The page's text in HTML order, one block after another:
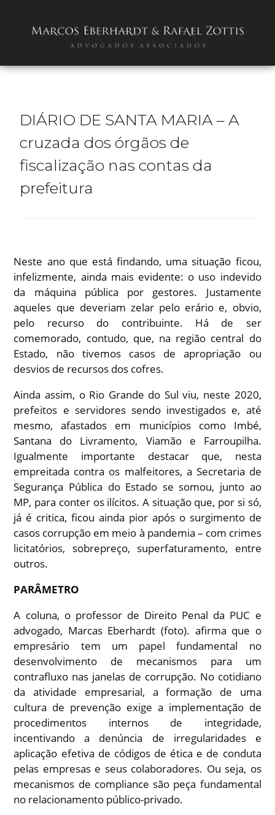
DIÁRIO DE SANTA MARIA – A
cruzada dos órgãos de
fiscalização nas contas da
prefeitura
Neste ano que está findando, uma situação ficou,
infelizmente, ainda mais evidente: o uso indevido
da máquina pública por gestores. Justamente
aqueles que deveriam zelar pelo erário e, obvio,
pelo recurso do contribuinte. Há de ser
comemorado, contudo, que, na região central do
Estado, não tivemos casos de apropriação ou
desvios de recursos dos cofres.
Ainda assim, o Rio Grande do Sul viu, neste 2020,
prefeitos e servidores sendo investigados e, até
mesmo, afastados em municípios como Imbé,
Santana do Livramento, Viamão e Farroupilha.
Igualmente importante destacar que, nesta
empreitada contra os malfeitores, a Secretaria de
Segurança Pública do Estado se somou, junto ao
MP, para conter os ilícitos. A situação que, por si só,
já é critica, ficou ainda pior após o surgimento de
casos corrupção em meio à pandemia – com crimes
licitatórios, sobrepreço, superfaturamento, entre
outros.
PARÂMETRO
A coluna, o professor de Direito Penal da PUC e
advogado, Marcas Eberhardt (foto). afirma que o
empresário tem um papel fundamental no
desenvolvimento de mecanismos para um
contrafluxo nas janelas de corrupção. No cotidiano
da atividade empresarial, a formação de uma
cultura de prevenção exige a implementação de
procedimentos internos de integridade,
incentivando a denúncia de irregularidades e
aplicação efetiva de códigos de ética e de conduta
pelas empresas e seus colaboradores. Ou seja, os
mecanismos de compliance são peça fundamental
no relacionamento público-privado.